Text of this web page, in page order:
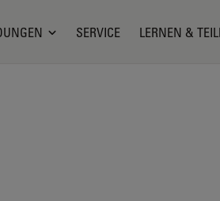
SERVICE LERNEN &